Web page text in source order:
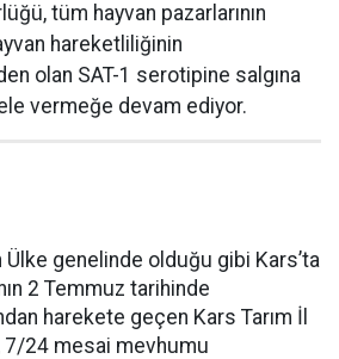
tüm hayvan pazarlarının
hareketliliğinin
olan SAT-1 serotipine salgına
vermeğe devam ediyor.
Ülke genelinde olduğu gibi Kars’ta
2 Temmuz tarihinde
harekete geçen Kars Tarım İl
24 mesai mevhumu